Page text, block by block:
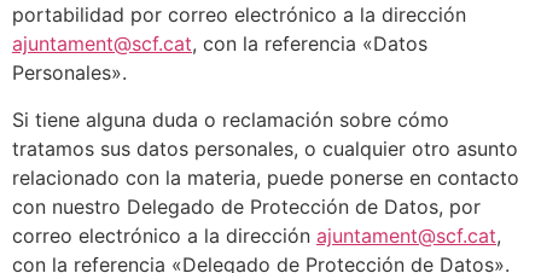
portabilidad por correo electrónico a la dirección
ajuntament@scf.cat, con la referencia «Datos
Personales».
Si tiene alguna duda o reclamación sobre cómo
tratamos sus datos personales, o cualquier otro asunto
relacionado con la materia, puede ponerse en contacto
con nuestro Delegado de Protección de Datos, por
correo electrónico a la dirección ajuntament@scf.cat,
con la referencia «Delegado de Protección de Datos».